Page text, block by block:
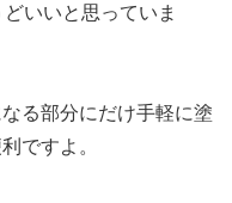
いいと思っていま
る部分にだけ手軽に塗
ですよ。